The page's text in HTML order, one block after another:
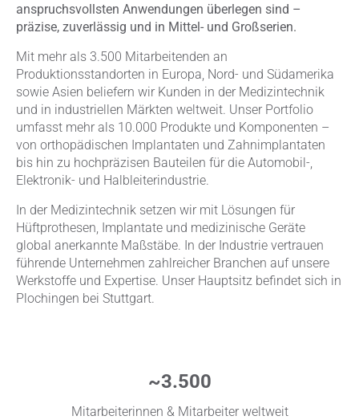
anspruchsvollsten Anwendungen überlegen sind –
präzise, zuverlässig und in Mittel- und Großserien.
Mit mehr als 3.500 Mitarbeitenden an
Produktionsstandorten in Europa, Nord- und Südamerika
sowie Asien beliefern wir Kunden in der Medizintechnik
und in industriellen Märkten weltweit. Unser Portfolio
umfasst mehr als 10.000 Produkte und Komponenten –
von orthopädischen Implantaten und Zahnimplantaten
bis hin zu hochpräzisen Bauteilen für die Automobil-,
Elektronik- und Halbleiterindustrie.
In der Medizintechnik setzen wir mit Lösungen für
Hüftprothesen, Implantate und medizinische Geräte
global anerkannte Maßstäbe. In der Industrie vertrauen
führende Unternehmen zahlreicher Branchen auf unsere
Werkstoffe und Expertise. Unser Hauptsitz befindet sich in
Plochingen bei Stuttgart.
~3.500
Mitarbeiterinnen & Mitarbeiter weltweit